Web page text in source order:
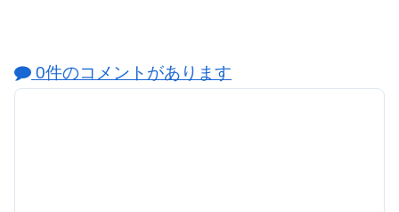
0件のコメントがあります